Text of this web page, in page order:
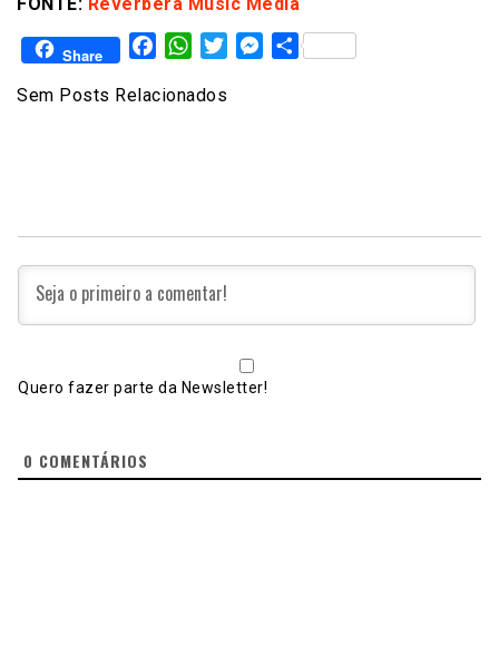
Share FacebookWhatsAppTwitterMessenger
Share
Sem Posts Relacionados
Quero fazer parte da Newsletter!
0 COMENTÁRIOS